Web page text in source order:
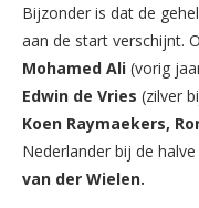
Bijzonder is dat de
aan de start verschijnt.
Mohamed Ali (vorig
Edwin de Vries (zilver
Koen Raymaekers,
Nederlander bij de
van der Wielen.